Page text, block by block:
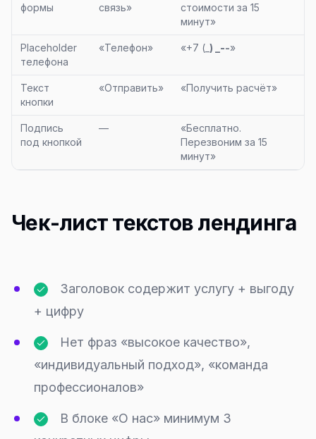
формы
связь»
стоимости за 15
минут»
Placeholder
телефона
«Телефон» «+7 (_ ) _ --»
Текст
кнопки
«Отправить» «Получить расчёт»
Подпись
под кнопкой
—
«Бесплатно.
Перезвоним за 15
минут»
Чек-лист текстов лендинга
Заголовок содержит услугу + выгоду
+ цифру
Нет фраз «высокое качество»,
«индивидуальный подход», «команда
профессионалов»
В блоке «О нас» минимум 3